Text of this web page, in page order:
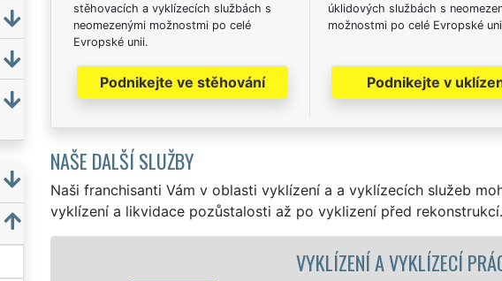
stěhovacích a vyklízecích službách s
neomezenými možnostmi po celé
Evropské unii.
Podnikejte ve stěhování
úklidových službách s
možnostmi po celé Evropské
Podnikejte v
NAŠE DALŠÍ SLUŽBY
Naši franchisanti Vám v oblasti vyklízení a a vyklízecích služeb
vyklízení a likvidace pozůstalosti až po vyklizení před rekonstrukcí.